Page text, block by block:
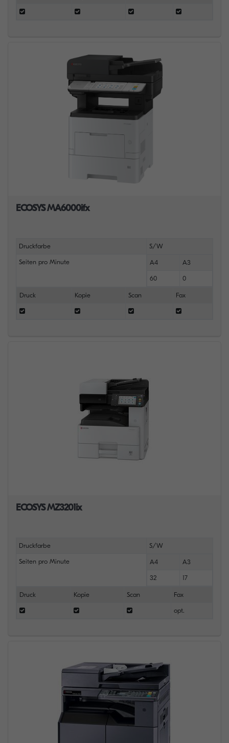
ECOSYS MA6000ifx
Druckfarbe S/W
Seiten pro Minute A4 A3
60 0
Druck Kopie Scan Fax
ECOSYS MZ3201ix
Druckfarbe S/W
Seiten pro Minute A4 A3
32 17
Druck Kopie Scan Fax
opt.